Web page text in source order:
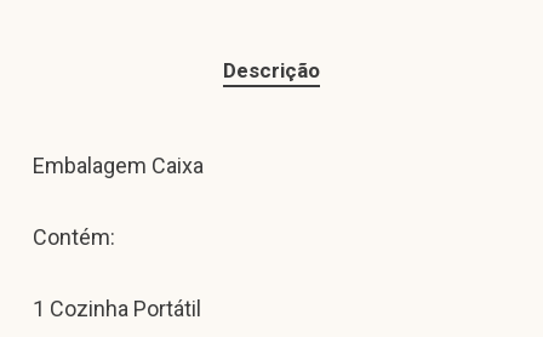
Descrição
Embalagem Caixa
Contém:
1 Cozinha Portátil